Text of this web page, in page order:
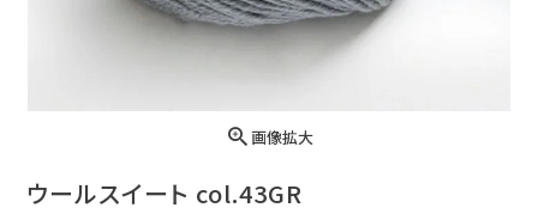
画像拡大
ウールスイート col.43GR